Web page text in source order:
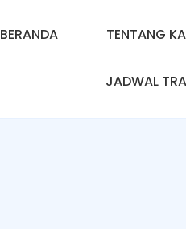
BERANDA TENTANG
JADWAL